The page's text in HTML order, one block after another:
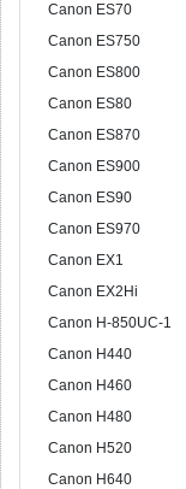
Canon ES70
Canon ES750
Canon ES800
Canon ES80
Canon ES870
Canon ES900
Canon ES90
Canon ES970
Canon EX1
Canon EX2Hi
Canon H-850UC-1
Canon H440
Canon H460
Canon H480
Canon H520
Canon H640